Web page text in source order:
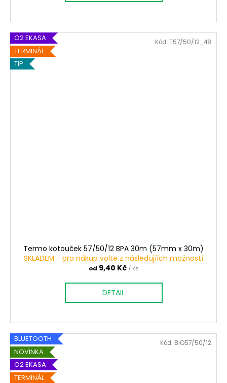
O2 EKASA
TERMINÁL
TIP
Termo kotouček 57/50/12 BPA 30m (57mm x 30m)
SKLADEM - pro nákup volte z následujíích možností
od 9,40 Kč / ks
DETAIL
Kód: T57/50/12_48
BLUETOOTH
NOVINKA
O2 EKASA
TERMINÁL
Kód: BIO57/50/12